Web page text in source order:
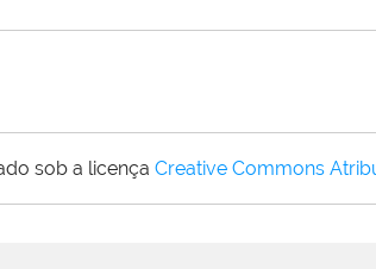
sob a licença Creative Commons